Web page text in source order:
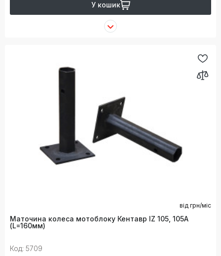
У кошик
від грн/міс
Маточина колеса мотоблоку Кентавр IZ 105, 105А
(L=160мм)
Код: 5709